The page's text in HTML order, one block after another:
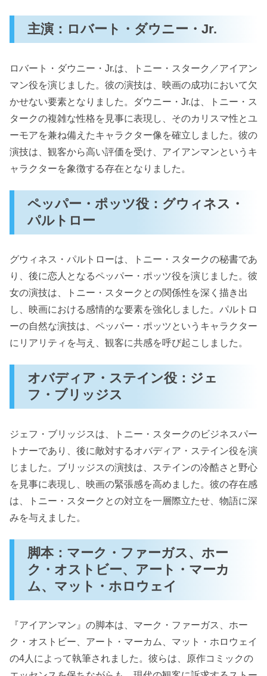
主演：ロバート・ダウニー・Jr.
ロバート・ダウニー・Jr.は、トニー・スターク／アイアン
マン役を演じました。彼の演技は、映画の成功において欠
かせない要素となりました。ダウニー・Jr.は、トニー・ス
タークの複雑な性格を見事に表現し、そのカリスマ性とユ
ーモアを兼ね備えたキャラクター像を確立しました。彼の
演技は、観客から高い評価を受け、アイアンマンというキ
ャラクターを象徴する存在となりました。
ペッパー・ポッツ役：グウィネス・
パルトロー
グウィネス・パルトローは、トニー・スタークの秘書であ
り、後に恋人となるペッパー・ポッツ役を演じました。彼
女の演技は、トニー・スタークとの関係性を深く描き出
し、映画における感情的な要素を強化しました。パルトロ
ーの自然な演技は、ペッパー・ポッツというキャラクター
にリアリティを与え、観客に共感を呼び起こしました。
オバディア・ステイン役：ジェ
フ・ブリッジス
ジェフ・ブリッジスは、トニー・スタークのビジネスパー
トナーであり、後に敵対するオバディア・ステイン役を演
じました。ブリッジスの演技は、ステインの冷酷さと野心
を見事に表現し、映画の緊張感を高めました。彼の存在感
は、トニー・スタークとの対立を一層際立たせ、物語に深
みを与えました。
脚本：マーク・ファーガス、ホー
ク・オストビー、アート・マーカ
ム、マット・ホロウェイ
『アイアンマン』の脚本は、マーク・ファーガス、ホー
ク・オストビー、アート・マーカム、マット・ホロウェイ
の4人によって執筆されました。彼らは、原作コミックの